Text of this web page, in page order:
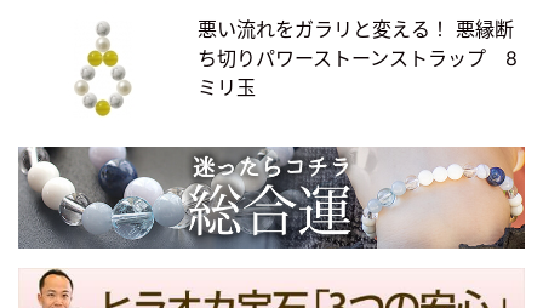
悪い流れをガラリと変える！ 悪縁断
ち切りパワーストーンストラップ 8
ミリ玉